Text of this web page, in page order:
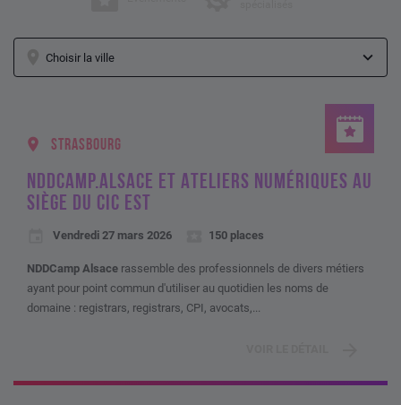
STRASBOURG
NDDCAMP.ALSACE ET ATELIERS NUMÉRIQUES AU
SIÈGE DU CIC EST
Vendredi 27 mars 2026 150 places
NDDCamp Alsace rassemble des professionnels de divers métiers
ayant pour point commun d'utiliser au quotidien les noms de
domaine : registrars, registrars, CPI, avocats,...